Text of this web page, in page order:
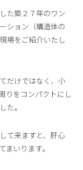
た築２７年のワン
ション（構造体の
場をご紹介いたし
だけではなく、小
りをコンパクトにし
た。
て来ますと、肝心
いります。